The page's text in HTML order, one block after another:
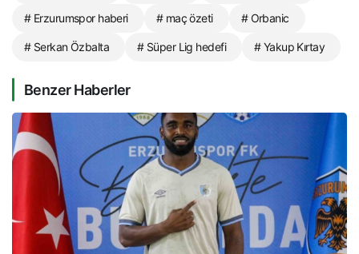
# Erzurumspor haberi # maç özeti # Orbanic
# Serkan Özbalta # Süper Lig hedefi # Yakup Kırtay
Benzer Haberler